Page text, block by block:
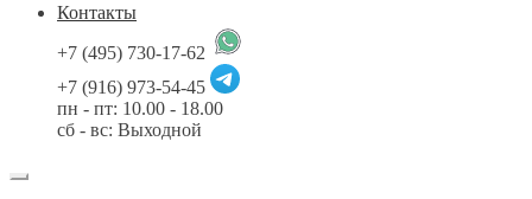
Контакты
+7 (495) 730-17-62
+7 (916) 973-54-45
пн - пт: 10.00 - 18.00
сб - вс: Выходной